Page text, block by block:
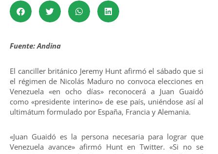
Fuente: Andina
El canciller británico Jeremy Hunt afirmó el sábado que si
el régimen de Nicolás Maduro no convoca elecciones en
Venezuela «en ocho días» reconocerá a Juan Guaidó
como «presidente interino» de ese país, uniéndose así al
ultimátum formulado por España, Francia y Alemania.
«Juan Guaidó es la persona necesaria para lograr que
Venezuela avance» afirmó Hunt en Twitter. «Si no se